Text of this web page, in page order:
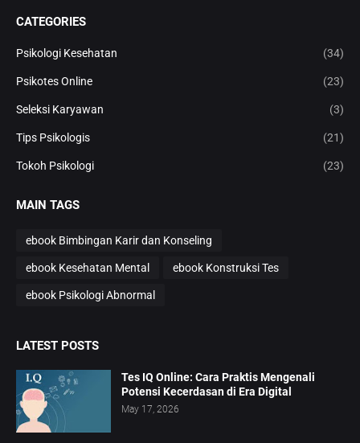
CATEGORIES
Psikologi Kesehatan (34)
Psikotes Online (23)
Seleksi Karyawan (3)
Tips Psikologis (21)
Tokoh Psikologi (23)
MAIN TAGS
ebook Bimbingan Karir dan Konseling
ebook Kesehatan Mental ebook Konstruksi Tes
ebook Psikologi Abnormal
LATEST POSTS
Tes IQ Online: Cara Praktis Mengenali
Potensi Kecerdasan di Era Digital
May 17, 2026